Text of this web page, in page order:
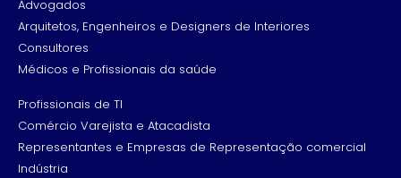
Advogados
Arquitetos, Engenheiros e Designers de Interiores
Consultores
Médicos e Profissionais da saúde
Profissionais de TI
Comércio Varejista e Atacadista
Representantes e Empresas de Representação comercial
Indústria